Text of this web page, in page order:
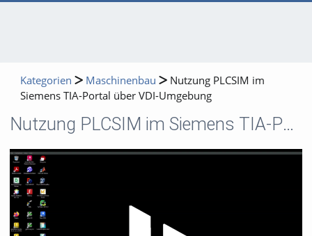
Kategorien Maschinenbau
Nutzung PLCSIM im
Siemens TIA-Portal über VDI-Umgebung
Nutzung PLCSIM im Siemens TIA-Portal über VDI-Umgebung